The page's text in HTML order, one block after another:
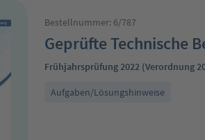
Bestellnummer: 6/787
Geprüfte Technische
Frühjahrsprüfung 2022 (Verordnung
Aufgaben/Lösungshinweise